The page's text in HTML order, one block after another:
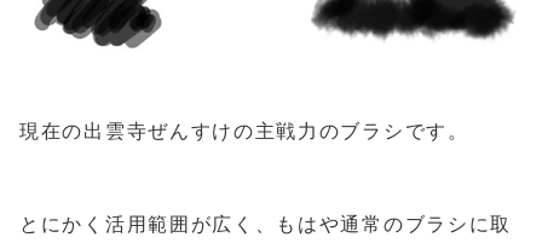
現在の出雲寺ぜんすけの主戦力のブラシです。
とにかく活用範囲が広く、もはや通常のブラシに取